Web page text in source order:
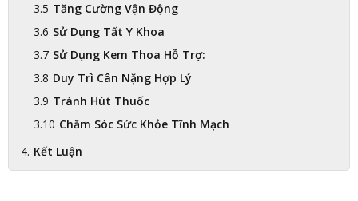
Tăng Cường Vận Động
Sử Dụng Tất Y Khoa
Sử Dụng Kem Thoa Hỗ Trợ:
Duy Trì Cân Nặng Hợp Lý
Tránh Hút Thuốc
Chăm Sóc Sức Khỏe Tĩnh Mạch
Kết Luận